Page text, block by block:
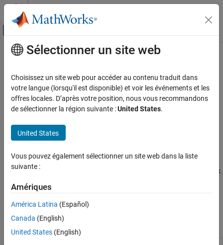
Passer au contenu
Activer/désactiver l'affichage du menu
Accueil de la documentation
Fuzzy Logic Toolbox
Catégorie
Fuzzy Inference System Modeling
Data Clustering
Fuzzy Logic in Simulink
Applications
Contenu principal
Deployment
Generate code for evaluating fuzzy systems
You can generate code for evaluating fuzzy inference systems in:
MATLAB using
You can also package and deploy standalone applications that
include fuzzy systems using either
Simulink
For more information, see
Blocks
Sélectionner un site web
Choisissez un site web pour accéder au contenu traduit dans
votre langue (lorsqu'il est disponible) et voir les événements et les
offres locales. D’après votre position, nous vous recommandons
de sélectionner la région suivante :United States.
United States
Vous pouvez également sélectionner un site web dans la liste
suivante :
Amériques
América Latina (Español)
Canada (English)
United States (English)